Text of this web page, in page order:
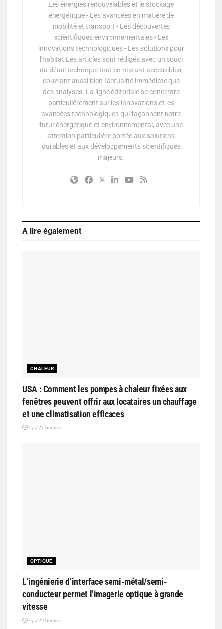
Les énergies renouvelables et le stockage
énergétique - Les avancées en matière de
mobilité et transport - Les découvertes
scientifiques environnementales - Les
innovations technologiques - Les solutions pour
l'habitat Les articles sont rédigés avec un souci
du détail technique tout en restant accessibles,
couvrant aussi bien l'actualité immédiate que
des analyses. La ligne éditoriale se concentre
particulièrement sur les innovations et les
avancées technologiques qui façonnent notre
futur énergétique et environnemental, avec une
attention particulière portée aux solutions
durables et aux développements scientifiques
majeurs.
A lire également
CHALEUR
USA : Comment les pompes à chaleur fixées aux
fenêtres peuvent offrir aux locataires un chauffage
et une climatisation efficaces
il y a 21 heures
OPTIQUE
L’ingénierie d’interface semi-métal/semi-
conducteur permet l’imagerie optique à grande
vitesse
il y a 22 heures